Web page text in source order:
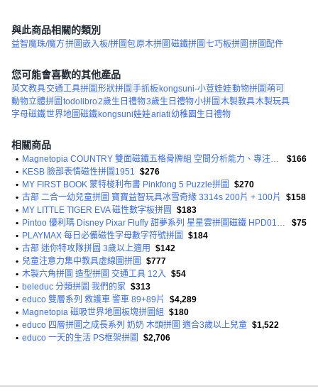
與此商品相關的類別
益智魔珠/魔方拼圖嵌入板/拼圖包原木拼圖 磁鐵拼圖 七巧板拼圖 拼圖配件
您可能會喜歡的其他產品
英文教具交通工具拼圖 形狀拼圖 手抓板 kongsuni-小荳娃娃動物拼圖 萌可
動物立體拼圖 todolibro2歲生日禮物3歲生日禮物小拼圖 木製教具木製玩具
字母磁鐵世界地圖磁鐵 kongsuni娃娃ariati幼稚園生日禮物
相關商品
• Magnetopia COUNTRY 雙面磁鐵五格骨牌組 空間分析能力、專注力、大腦發展、創造力 數學教具
$166
• KESB 臉部表情磁性拼圖1951 $276
• MY FIRST BOOK 蒙特梭利布書 Pinkfong 5 Puzzle拼圖
$270
• 古部 二合一幼兒童拼圖 寶寶益智玩具冰雪奇緣 3314s 200片 + 100片
$158
• MY LITTLE TIGER EVA 磁性數字板拼圖
$183
•
Pintoo 優利瑪 Disney Pixar Fluffy 甜夢系列 星星雲拼圖磁鐵 HPD01 透明 方
$75
• PLAYMAX 每日必備磁性字母數字符號拼圖
$184
• 古部 迷你特攻隊拼圖 3歲以上適用
$142
• 兒童注意力集中教具虛線圖拼圖
$777
• 木製六角拼圖 造型拼圖 交通工具 12入 $54
• beleduc 分類拼圖 我們的家 $313
• educo 雙層系列 救護車 警車 89+89片
$4,289
• Magnetopia 磁吸世界地圖板塊拼圖組
$180
• educo 四層拼圖之成長系列 奶奶 木頭拼圖 適合3歲以上兒童 $1,522
• educo 一天的生活 PS框架拼圖 $2,706